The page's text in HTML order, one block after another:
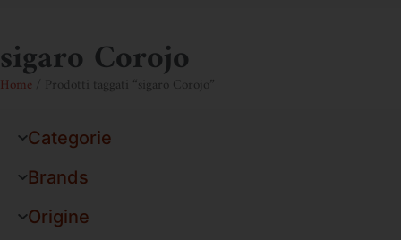
sigaro Corojo
Home / Prodotti taggati “sigaro Corojo”
Categorie
Brands
Origine